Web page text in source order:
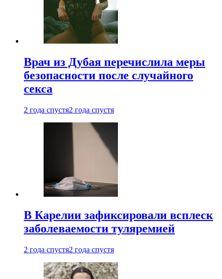
Врач из Дубая перечислила меры
безопасности после случайного
секса
2 года спустя2 года спустя
В Карелии зафиксировали всплеск
заболеваемости туляремией
2 года спустя2 года спустя